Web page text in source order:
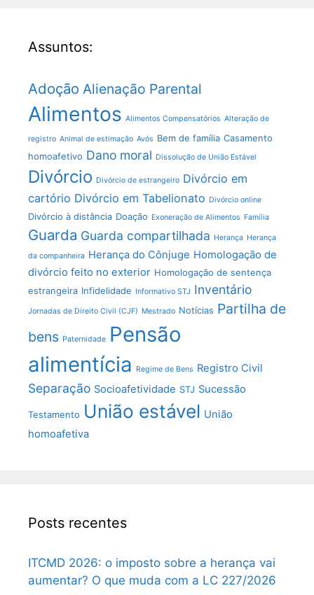
Assuntos:
Adoção Alienação Parental
Alimentos Alimentos Compensatórios Alteração de
registro Animal de estimação Avós Bem de família Casamento
homoafetivo Dano moral Dissolução de União Estável
Divórcio Divórcio de estrangeiro Divórcio em
cartório Divórcio em Tabelionato Divórcio online
Divórcio à distância Doação Exoneração de Alimentos Família
Guarda Guarda compartilhada Herança Herança
da companheira Herança do Cônjuge Homologação de
divórcio feito no exterior Homologação de sentença
estrangeira Infidelidade Informativo STJ Inventário
Jornadas de Direito Civil (CJF) Mestrado Notícias Partilha de
bens Paternidade Pensão
alimentícia
Regime de Bens Registro Civil
Separação Socioafetividade STJ Sucessão
Testamento União estável União
homoafetiva
Posts recentes
ITCMD 2026: o imposto sobre a herança vai
aumentar? O que muda com a LC 227/2026